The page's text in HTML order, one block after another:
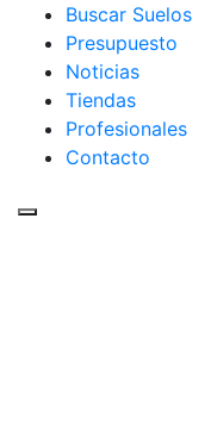
Buscar Suelos
Presupuesto
Noticias
Tiendas
Profesionales
Contacto